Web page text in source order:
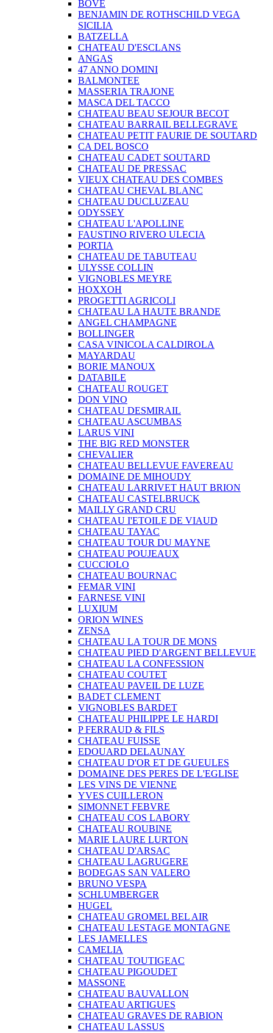
BOVE
BENJAMIN DE ROTHSCHILD VEGA
SICILIA
BATZELLA
CHATEAU D'ESCLANS
ANGAS
47 ANNO DOMINI
BALMONTEE
MASSERIA TRAJONE
MASCA DEL TACCO
CHATEAU BEAU SEJOUR BECOT
CHATEAU BARRAIL BELLEGRAVE
CHATEAU PETIT FAURIE DE SOUTARD
CA DEL BOSCO
CHATEAU CADET SOUTARD
CHATEAU DE PRESSAC
VIEUX CHATEAU DES COMBES
CHATEAU CHEVAL BLANC
CHATEAU DUCLUZEAU
ODYSSEY
CHATEAU L'APOLLINE
FAUSTINO RIVERO ULECIA
PORTIA
CHATEAU DE TABUTEAU
ULYSSE COLLIN
VIGNOBLES MEYRE
HOXXOH
PROGETTI AGRICOLI
CHATEAU LA HAUTE BRANDE
ANGEL CHAMPAGNE
BOLLINGER
CASA VINICOLA CALDIROLA
MAYARDAU
BORIE MANOUX
DATABILE
CHATEAU ROUGET
DON VINO
CHATEAU DESMIRAIL
CHATEAU ASCUMBAS
LARUS VINI
THE BIG RED MONSTER
CHEVALIER
CHATEAU BELLEVUE FAVEREAU
DOMAINE DE MIHOUDY
CHATEAU LARRIVET HAUT BRION
CHATEAU CASTELBRUCK
MAILLY GRAND CRU
CHATEAU I'ETOILE DE VIAUD
CHATEAU TAYAC
CHATEAU TOUR DU MAYNE
CHATEAU POUJEAUX
CUCCIOLO
CHATEAU BOURNAC
FEMAR VINI
FARNESE VINI
LUXIUM
ORION WINES
ZENSA
CHATEAU LA TOUR DE MONS
CHATEAU PIED D'ARGENT BELLEVUE
CHATEAU LA CONFESSION
CHATEAU COUTET
CHATEAU PAVEIL DE LUZE
BADET CLEMENT
VIGNOBLES BARDET
CHATEAU PHILIPPE LE HARDI
P FERRAUD & FILS
CHATEAU FUISSE
EDOUARD DELAUNAY
CHATEAU D'OR ET DE GUEULES
DOMAINE DES PERES DE L'EGLISE
LES VINS DE VIENNE
YVES CUILLERON
SIMONNET FEBVRE
CHATEAU COS LABORY
CHATEAU ROUBINE
MARIE LAURE LURTON
CHATEAU D'ARSAC
CHATEAU LAGRUGERE
BODEGAS SAN VALERO
BRUNO VESPA
SCHLUMBERGER
HUGEL
CHATEAU GROMEL BEL AIR
CHATEAU LESTAGE MONTAGNE
LES JAMELLES
CAMELIA
CHATEAU TOUTIGEAC
CHATEAU PIGOUDET
MASSONE
CHATEAU BAUVALLON
CHATEAU ARTIGUES
CHATEAU GRAVES DE RABION
CHATEAU LASSUS